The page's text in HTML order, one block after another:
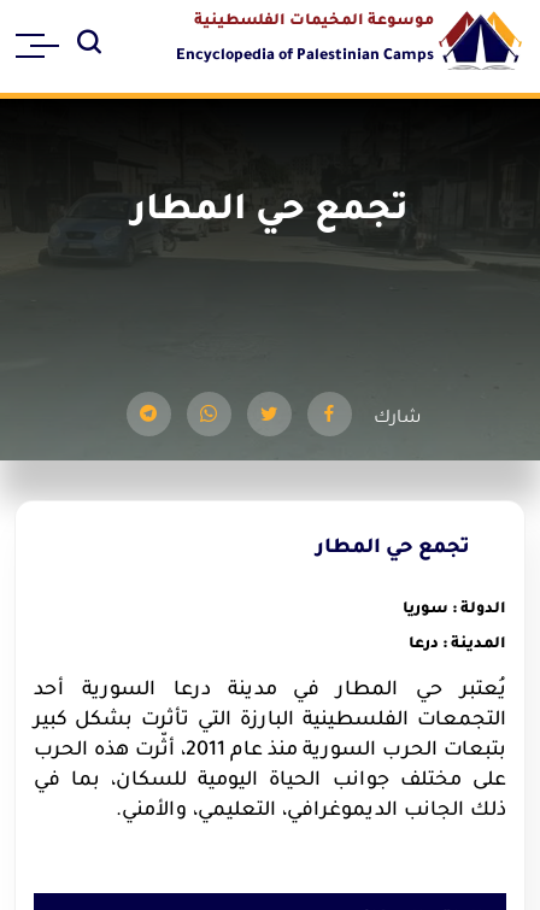
موسوعة المخيمات الفلسطينية
Encyclopedia of Palestinian Camps
تجمع حي المطار
شارك
تجمع حي المطار
الدولة : سوريا
المدينة : درعا
يُعتبر حي المطار في مدينة درعا السورية أحد
التجمعات الفلسطينية البارزة التي تأثرت بشكل كبير
بتبعات الحرب السورية منذ عام 2011، أثّرت هذه الحرب
على مختلف جوانب الحياة اليومية للسكان، بما في
ذلك الجانب الديموغرافي، التعليمي، والأمني.